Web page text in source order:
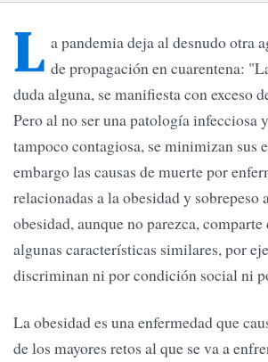
L a pandemia deja al desnudo otra
de propagación en cuarentena:
duda alguna, se manifiesta con exceso
Pero al no ser una patología infecciosa
tampoco contagiosa, se minimizan sus
embargo las causas de muerte por
relacionadas a la obesidad y sobrepeso
obesidad, aunque no parezca,
algunas características similares, por
discriminan ni por condición social ni
La obesidad es una enfermedad que
de los mayores retos al que se va a